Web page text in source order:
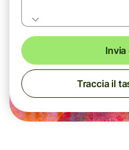
Invia
Traccia il